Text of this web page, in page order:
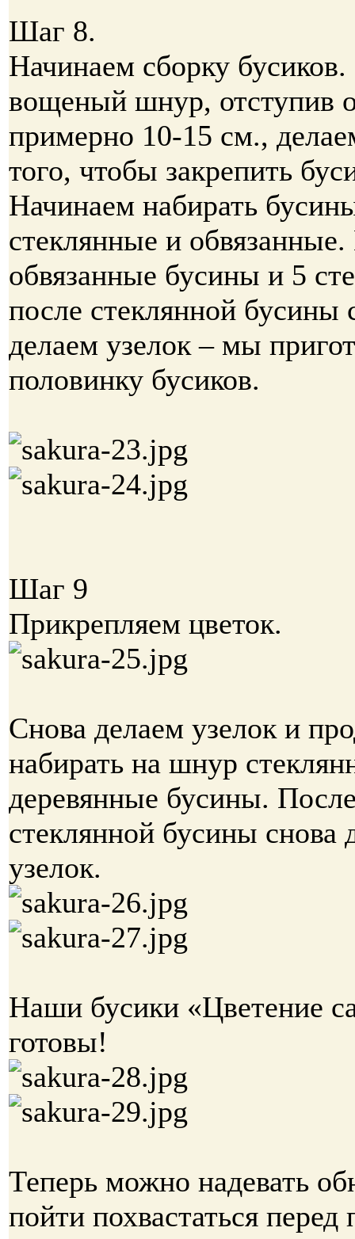
Шаг 8.
Начинаем сборку
вощеный шнур, отступив
примерно 10-15 см.,
того, чтобы закрепить
Начинаем набирать
стеклянные и
обвязанные бусины и 5
после стеклянной бусины
делаем узелок – мы
половинку бусиков.
Шаг 9
Прикрепляем цветок.
Снова делаем узелок и
набирать на шнур
деревянные бусины.
стеклянной бусины снова
узелок.
Наши бусики «Цветение
готовы!
Теперь можно надевать
пойти похвастаться